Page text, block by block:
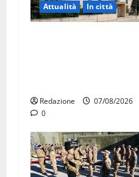
Attualità In città
Redazione
07/08/2026
0